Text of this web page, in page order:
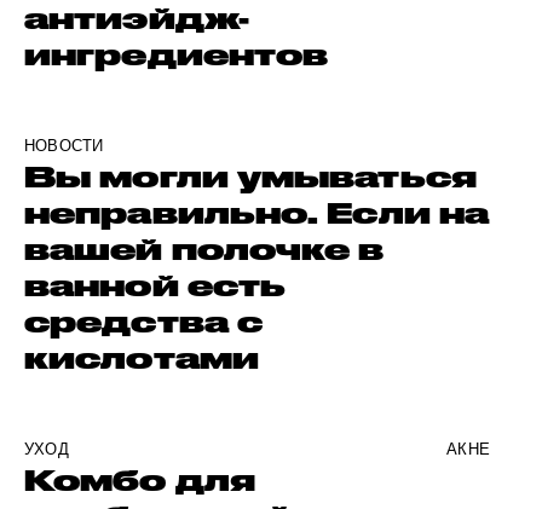
антиэйдж-
ингредиентов
НОВОСТИ
Вы могли умываться
неправильно. Если на
вашей полочке в
ванной есть
средства с
кислотами
УХОД АКНЕ
Комбо для